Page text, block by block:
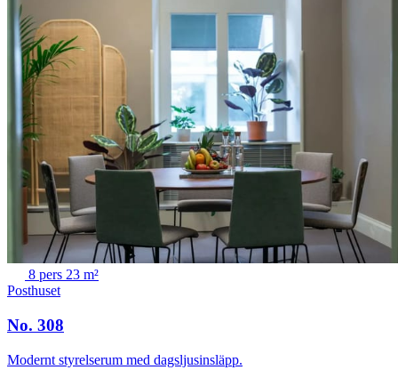
8 pers 23 m²
Posthuset
No. 308
Modernt styrelserum med dagsljusinsläpp.